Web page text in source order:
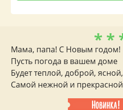
* *
Мама, папа! С Новым годом!
Пусть погода в вашем доме
Будет теплой, доброй, ясной,
Самой нежной и